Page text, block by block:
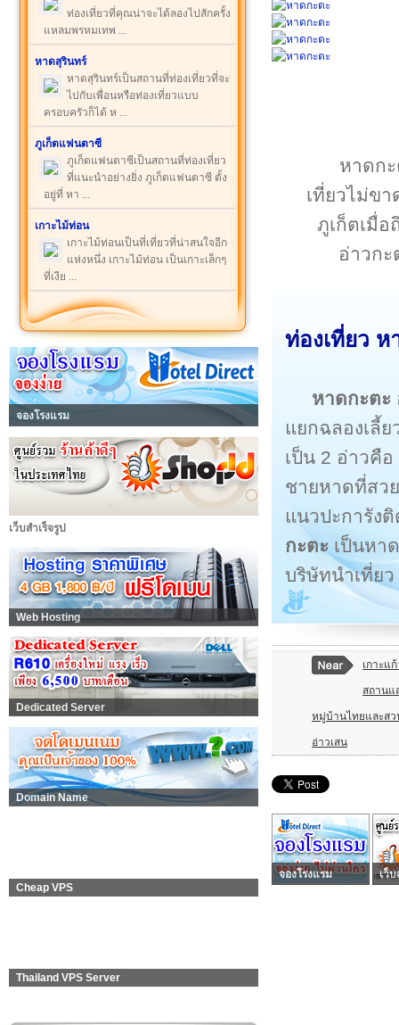
ท่องเที่ยวที่คุณน่าจะได้ลองไปสักครั้ง
แหลมพรหมเทพ ...
หาดสุรินทร์
หาดสุรินทร์เป็นสถานที่ท่องเที่ยวที่จะ
ไปกับเพื่อนหรือท่องเที่ยวแบบ
ครอบครัวก็ได้ ห ...
ภูเก็ตแฟนตาซี
ภูเก็ตแฟนตาซีเป็นสถานที่ท่องเที่ยว
ที่แนะนำอย่างยิ่ง ภูเก็ตแฟนตาซี ตั้ง
อยู่ที่ หา ...
เกาะไม้ท่อน
เกาะไม้ท่อนเป็นที่เที่ยวที่น่าสนใจอีก
แห่งหนึ่ง เกาะไม้ท่อน เป็นเกาะเล็กๆ
ที่เงีย ...
จองโรงแรม
เว็บสำเร็จรูป
Web Hosting
Dedicated Server
Domain Name
Cheap VPS
Thailand VPS Server
หาดก
เที่ยวไม่ข
ภูเก็ตเมื่อ
อ่าวก
ท่องเที่ยว
หาดกะตะ
แยกฉลองเลี้
เป็น 2 อ่าวคือ
ชายหาดที่สว
แนวปะการัง
กะตะ เป็นหา
บริษัทนำเที่ย
เกาะแ
สถานแ
หมู่บ้านไทยและสว
อ่าวเสน
จองโรงแรม เว็บ